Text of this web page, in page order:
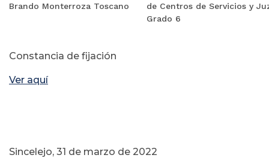
Brando Monterroza Toscano
de Centros de Servicios y
Grado 6
Constancia de fijación
Ver aquí
Sincelejo, 31 de marzo de 2022